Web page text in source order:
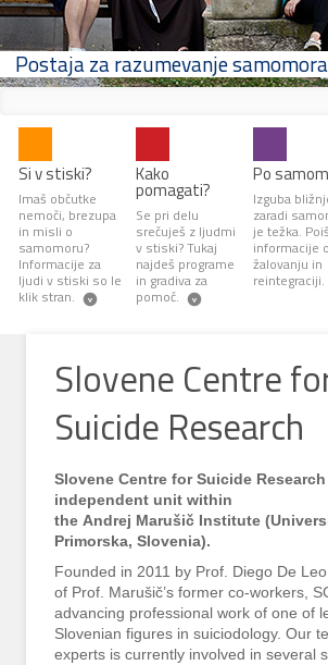
Postaja za razumevanje samomora
Si v stiski?
Imaš občutke
nemoči, brezupa
in misli o
samomoru?
Informacije za
ljudi v stiski so le
klik stran.
Kako
pomagati?
Se pri delu
srečuješ z ljudmi
v stiski? Tukaj
najdeš programe
in gradiva za
pomoč.
Po
Izguba
zaradi
je težka.
informacije o
žalovanju in
reintegraciji.
Slovene Centre
Suicide Research
Slovene Centre for Suicide Research
independent unit within
the Andrej Marušič Institute
Primorska, Slovenia).
Founded in 2011 by Prof. Diego De
of Prof. Marušič’s former co-workers,
advancing professional work of one of
Slovenian figures in suiciodology. Our
experts is currently involved in several